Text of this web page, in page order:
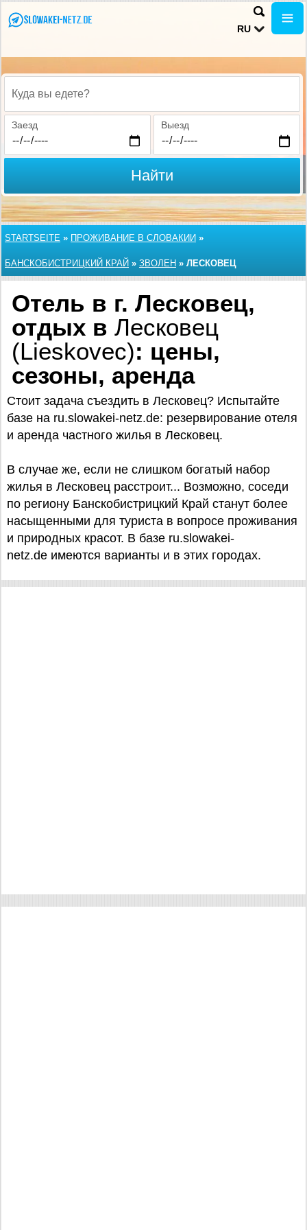
RU
Куда вы едете?
Заезд Выезд
Найти
STARTSEITE » ПРОЖИВАНИЕ В СЛОВАКИИ »
БАНСКОБИСТРИЦКИЙ КРАЙ » ЗВОЛЕН » ЛЕСКОВЕЦ
Отель в г. Лесковец,
отдых в Лесковец
(Lieskovec): цены,
сезоны, аренда
Стоит задача съездить в Лесковец? Испытайте
базe на ru.slowakei-netz.de: резервирование отеля
и аренда частного жилья в Лесковец.
В случае же, если не слишком богатый набор
жилья в Лесковец расстроит... Возможно, соседи
по региону Банскобистрицкий Край станут более
насыщенными для туриста в вопросе проживания
и природных красот. В базе ru.slowakei-
netz.de имеются варианты и в этих городах.